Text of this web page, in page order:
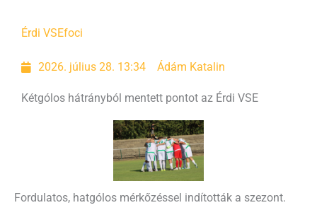
Érdi VSEfoci
2026. július 28. 13:34 Ádám Katalin
Kétgólos hátrányból mentett pontot az Érdi VSE
Fordulatos, hatgólos mérkőzéssel indították a szezont.